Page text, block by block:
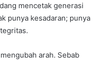
mencetak generasi
punya kesadaran; punya
arah. Sebab